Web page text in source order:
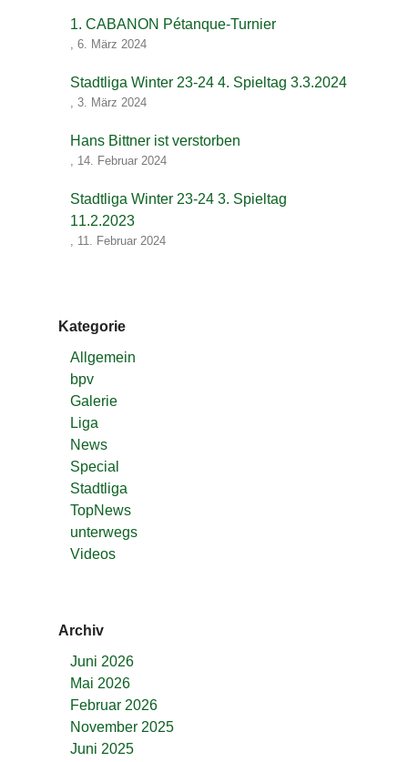
1. CABANON Pétanque-Turnier
, 6. März 2024
Stadtliga Winter 23-24 4. Spieltag 3.3.2024
, 3. März 2024
Hans Bittner ist verstorben
, 14. Februar 2024
Stadtliga Winter 23-24 3. Spieltag
11.2.2023
, 11. Februar 2024
Kategorie
Allgemein
bpv
Galerie
Liga
News
Special
Stadtliga
TopNews
unterwegs
Videos
Archiv
Juni 2026
Mai 2026
Februar 2026
November 2025
Juni 2025